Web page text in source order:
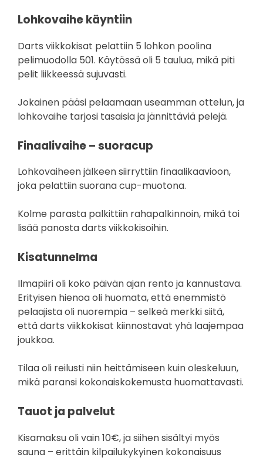
Lohkovaihe käyntiin
Darts viikkokisat pelattiin 5 lohkon poolina
pelimuodolla 501. Käytössä oli 5 taulua, mikä piti
pelit liikkeessä sujuvasti.
Jokainen pääsi pelaamaan useamman ottelun, ja
lohkovaihe tarjosi tasaisia ja jännittäviä pelejä.
Finaalivaihe – suoracup
Lohkovaiheen jälkeen siirryttiin finaalikaavioon,
joka pelattiin suorana cup-muotona.
Kolme parasta palkittiin rahapalkinnoin, mikä toi
lisää panosta darts viikkokisoihin.
Kisatunnelma
Ilmapiiri oli koko päivän ajan rento ja kannustava.
Erityisen hienoa oli huomata, että enemmistö
pelaajista oli nuorempia – selkeä merkki siitä,
että darts viikkokisat kiinnostavat yhä laajempaa
joukkoa.
Tilaa oli reilusti niin heittämiseen kuin oleskeluun,
mikä paransi kokonaiskokemusta huomattavasti.
Tauot ja palvelut
Kisamaksu oli vain 10€, ja siihen sisältyi myös
sauna – erittäin kilpailukykyinen kokonaisuus